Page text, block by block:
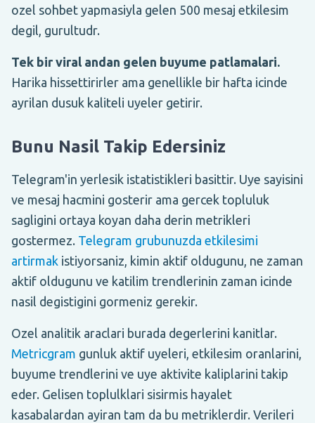
ozel sohbet yapmasiyla gelen 500 mesaj etkilesim
degil, gurultudr.
Tek bir viral andan gelen buyume patlamalari.
Harika hissettirirler ama genellikle bir hafta icinde
ayrilan dusuk kaliteli uyeler getirir.
Bunu Nasil Takip Edersiniz
Telegram'in yerlesik istatistikleri basittir. Uye sayisini
ve mesaj hacmini gosterir ama gercek topluluk
sagligini ortaya koyan daha derin metrikleri
gostermez. Telegram grubunuzda etkilesimi
artirmak istiyorsaniz, kimin aktif oldugunu, ne zaman
aktif oldugunu ve katilim trendlerinin zaman icinde
nasil degistigini gormeniz gerekir.
Ozel analitik araclari burada degerlerini kanitlar.
Metricgram gunluk aktif uyeleri, etkilesim oranlarini,
buyume trendlerini ve uye aktivite kaliplarini takip
eder. Gelisen toplulklari sisirmis hayalet
kasabalardan ayiran tam da bu metriklerdir. Verileri